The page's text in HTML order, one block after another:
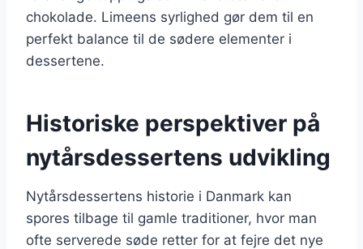
chokolade. Limeens syrlighed gør dem til en
perfekt balance til de sødere elementer i
dessertene.
Historiske perspektiver på
nytårsdessertens udvikling
Nytårsdessertens historie i Danmark kan
spores tilbage til gamle traditioner, hvor man
ofte serverede søde retter for at fejre det nye